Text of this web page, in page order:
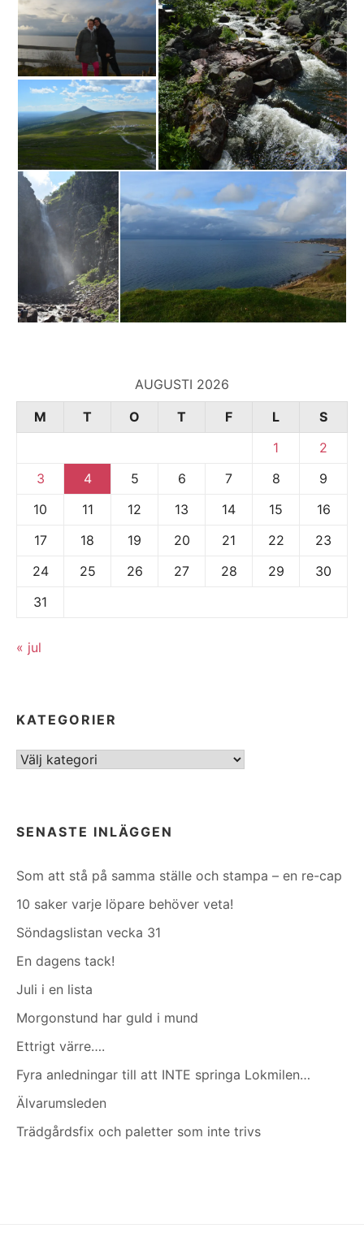
AUGUSTI 2026
M
T O T F L
S
1
2
3
4 5 6 7 8
9
10
11 12 13 14 15
16
17
18 19 20 21 22
23
24
25 26 27 28 29
30
31
« jul
KATEGORIER
Kategorier
SENASTE INLÄGGEN
Som att stå på samma ställe och stampa – en re-cap
10 saker varje löpare behöver veta!
Söndagslistan vecka 31
En dagens tack!
Juli i en lista
Morgonstund har guld i mund
Ettrigt värre….
Fyra anledningar till att INTE springa Lokmilen…
Älvarumsleden
Trädgårdsfix och paletter som inte trivs